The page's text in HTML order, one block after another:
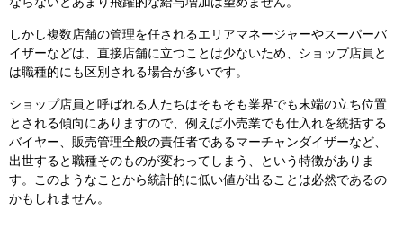
ならないとあまり飛躍的な給与増加は望めません。
しかし複数店舗の管理を任されるエリアマネージャーやスーパーバ
イザーなどは、直接店舗に立つことは少ないため、ショップ店員と
は職種的にも区別される場合が多いです。
ショップ店員と呼ばれる人たちはそもそも業界でも末端の立ち位置
とされる傾向にありますので、例えば小売業でも仕入れを統括する
バイヤー、販売管理全般の責任者であるマーチャンダイザーなど、
出世すると職種そのものが変わってしまう、という特徴がありま
す。このようなことから統計的に低い値が出ることは必然であるの
かもしれません。